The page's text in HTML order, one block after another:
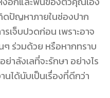
ดปัญหาภายในช่องปาก
เจ็บปวดก่อน เพราะอาจ
ร่วมด้วย หรือหากทราบ
าลังเลที่จะรักษา อย่างไร
ได้นับเป็นเรื่องที่ดีกว่า